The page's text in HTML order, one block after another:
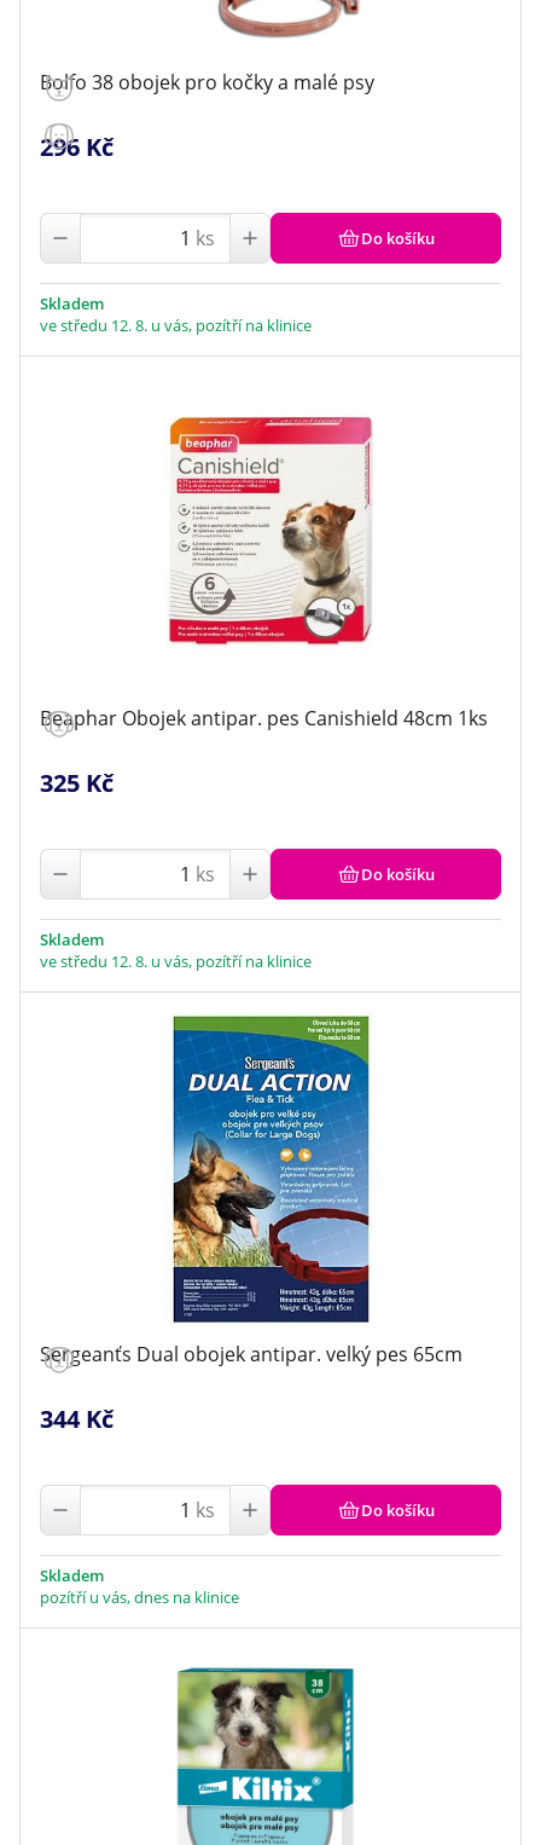
Bolfo 38 obojek pro kočky a malé psy
296 Kč
ks Do košíku
Skladem
ve středu 12. 8. u vás, pozítří na klinice
Beaphar Obojek antipar. pes Canishield 48cm 1ks
325 Kč
ks Do košíku
Skladem
ve středu 12. 8. u vás, pozítří na klinice
Sergeanťs Dual obojek antipar. velký pes 65cm
344 Kč
ks Do košíku
Skladem
pozítří u vás, dnes na klinice